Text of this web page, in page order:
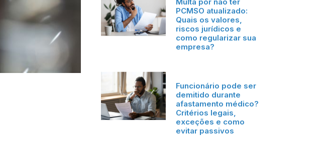
Multa por não ter
PCMSO atualizado:
Quais os valores,
riscos jurídicos e
como regularizar sua
empresa?
Funcionário pode ser
demitido durante
afastamento médico?
Critérios legais,
exceções e como
evitar passivos